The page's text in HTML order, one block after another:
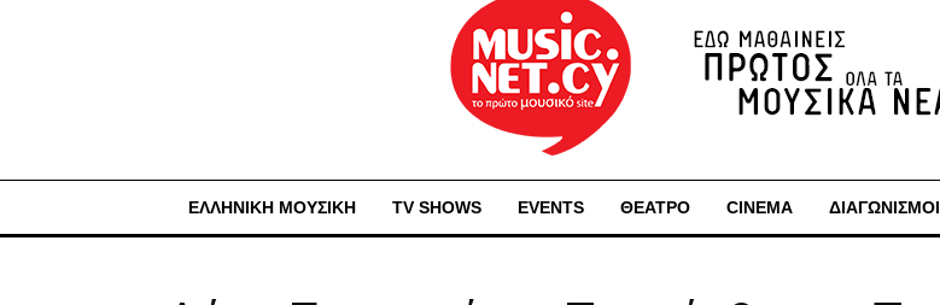
ΕΛΛΗΝΙΚΗ ΜΟΥΣΙΚΗ TV SHOWS EVENTS ΘΕΑΤΡΟ CINEMA ΔΙΑΓΩΝΙΣΜΟΙ